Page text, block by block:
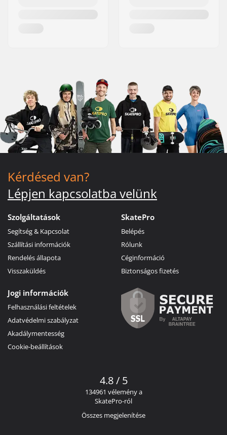
Kérdésed van?
Lépjen kapcsolatba velünk
Szolgáltatások
Segítség & Kapcsolat
Szállítási információk
Rendelés állapota
Visszaküldés
SkatePro
Belépés
Rólunk
Céginformáció
Biztonságos fizetés
Jogi információk
Felhasználási feltételek
Adatvédelmi szabályzat
Akadálymentesség
Cookie-beállítások
4.8 / 5
134961 vélemény a
SkatePro-ról
Összes megjelenítése